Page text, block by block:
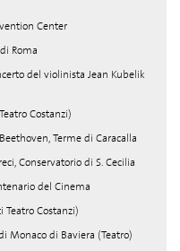
Center
Roma
del violinista Jean Kubelik
Costanzi)
Terme di Caracalla
Conservatorio di S. Cecilia
del Cinema
Costanzi)
Monaco di Baviera (Teatro)